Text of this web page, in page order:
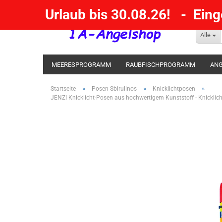
Alle
Urlaub bis 30.08.26! -
MEERESPROGRAMM RAUBFISCHPROGRAMM
KESCHER / SENKE / GAFF POSEN SBIRULINOS
Startseite » Posen Sbirulinos » Knicklichtposen »
JENZI Knicklicht-Posen aus hochwertigem Kunststoff -